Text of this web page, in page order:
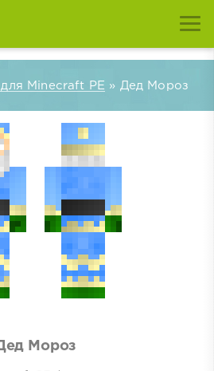
Minecraft PE » Дед Мороз
Мороз